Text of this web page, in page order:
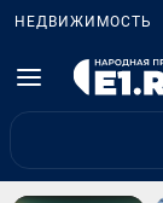
НЕДВИЖИМОСТЬ